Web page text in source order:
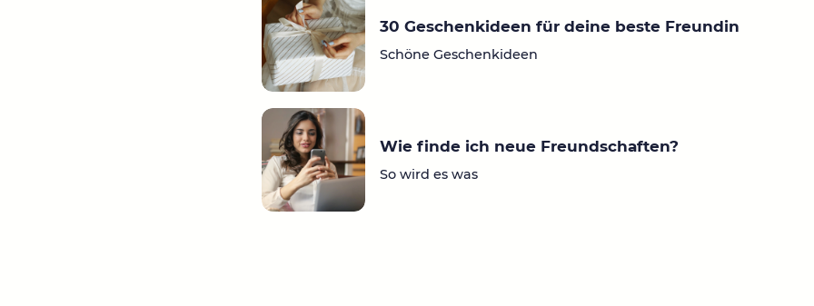
30 Geschenkideen für deine beste Freundin
Schöne Geschenkideen
Wie finde ich neue Freundschaften?
So wird es was